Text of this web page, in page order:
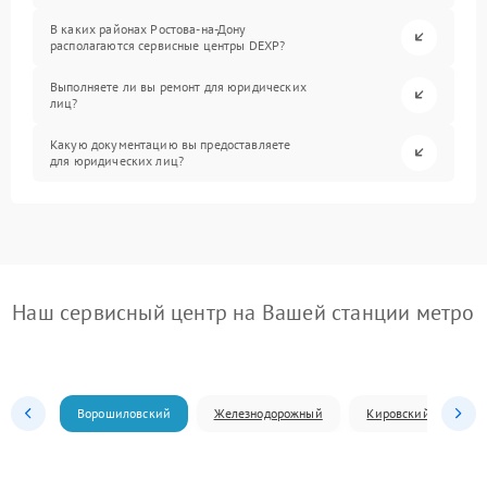
В каких районах Ростова-на-Дону
располагаются сервисные центры DEXP?
Выполняете ли вы ремонт для юридических
лиц?
Какую документацию вы предоставляете
для юридических лиц?
Наш сервисный центр на Вашей станции метро
Ворошиловский Железнодорожный Кировский